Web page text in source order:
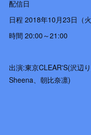
配信日
日程 2018年10月23日（
時間 20:00～21:00
出演:東京CLEAR'S(沢辺
Sheena、朝比奈凛)